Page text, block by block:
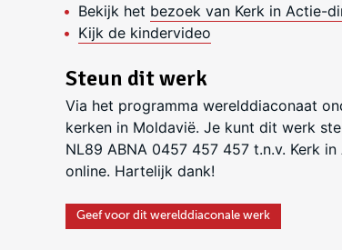
Bekijk het bezoek van Kerk in Actie-
Kijk de kindervideo
Steun dit werk
Via het programma werelddiaconaat
kerken in Moldavië. Je kunt dit werk
NL89 ABNA 0457 457 457 t.n.v. Kerk
online. Hartelijk dank!
Geef voor dit werelddiaconale werk